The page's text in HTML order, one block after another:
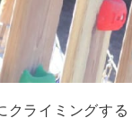
ライミングする